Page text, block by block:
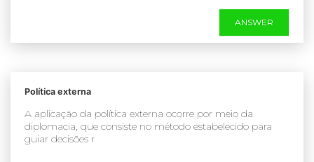
ANSWER
Política externa
A aplicação da política externa ocorre por meio da
diplomacia, que consiste no método estabelecido para
guiar decisões r